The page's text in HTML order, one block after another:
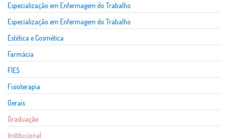
Especialização em Enfermagem do Trabalho
Especialização em Enfermagem do Trabalho
Estética e Cosmética
Farmácia
FIES
Fisioterapia
Gerais
Graduação
Institucional